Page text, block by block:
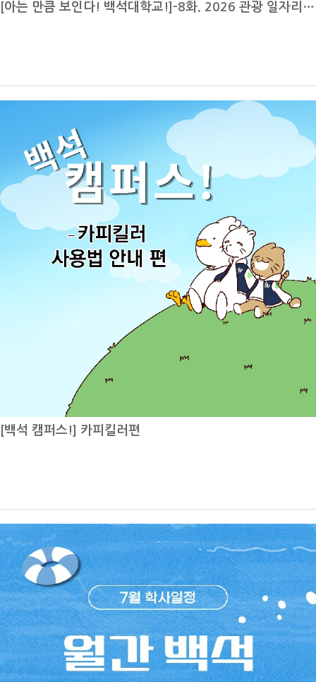
명시된 가상계좌는 등록금 수납을 위한 가상계좌로 1회에 한하여 입금이
간입니다. 조기졸업 신청 자격은 6학기 말까지 매 학기 성적 평점 평균이
4.2 이상인 자, 직전 학기에 15학점 이상 수강 신청하고 미취득 과목이
없는 자, TOEIC 750점 이상(단, 영어학 전공자는 800점 이상)의 점수
취득자, 학칙에 의하여 징계 처분을 받지 아니한 자입니다. 제출 서류는
조기졸업 신청원 1부(붙임서류)담임교수 ․ 주임교수 추천서 1부, TOEIC
750점 이상 성적표 (단, 영어학 전공자는 800점 이상) 1부입니다. 조기
졸업을 희망하는 학우는 자격을 꼼꼼히 체크한 후 제출 서류를 갖추어 공
지된 방법에 맞추어 조기졸업 신청을 하기 바랍니다. 8월 25일~9월 7일
2학기 수강 신청 정정 기간마지막으로 8월 25일부터 9월 7일은 2학기
수강 신청 정정 기간입니다. 8월 25일 9시 30분부터 8월 26일 수요일 2
4시까지 목요일은 하루 쉬어간 후 8월 28일 금요일 16시부터 9월 7일
월요일 17시까지 수강 신청 정정이 가능합니다. 개강 후 수강 정정은 졸
업학점 부족 등 부득이한 경우만 실시하며 수강 정정으로 인한 수업 결석
은 출석 인정 불가하니 유의 바랍니다. 각 일정별 세부 사항은 학교 공지
사항을 함께 확인해 주시기 바랍니다.백녹담의 다양한 활동카카오톡 ㅣ
백석대학교 입학관리처 (평일 9시~18시 실시간 답변)유튜브 ㅣ 백석대
다. 또한 광복절을 맞아 우리가 누리는 자유와 나라의 소중함을 되새기
며, 의미 있는 하루를 보내는 것도 좋겠습니다. 남은 방학 동안 충분한 휴
식과 함께 새 학기를 위한 준비도 차근차근 이어가시길 바라며, 여러분
모두 건강하고 알찬 8월을 보내시기를 백녹담이 응원하겠습니다!
는 것이 가장 큰 목표입니다. 외항사보다는 국내 항공사를 희망하고 있으
그램을 이수하면 방학 동안 필리핀에서 어학연수를 할 수 있고, 해외 취
업과도 연계될 수 있어 진로 준비에 큰 도움이 될 것이라고 생각합니다.
항공서비스전공을 추천하신다면, 그 이유는 무엇인가요?백녹담: 항공서
비스전공을 추천하신다면, 그 이유는 무엇인가요?재학생: 저는 항공서비
스전공을 추천하는 편입니다. 물론 승객의 안전을 책임져야 하는 만큼 책
임감이 필요하고, 서비스직이다 보니 체력적 정신적으로 힘든 부분도 있
습니다.하지만 서비스 역량뿐만 아니라 외국어 능력, 의사소통 능력, 상
황 대처 능력 등 다양한 실무 역량을 함께 키울 수 있다는 점이 큰 장점이
라고 생각합니다. 또한 여러 나라를 방문하며 다양한 문화와 언어를 직접
경험할 수 있다는 점도 매우 매력적입니다. 힘든 만큼 얻을 수 있는 경험
과 성장도 크기 때문에, 새로운 도전을 좋아하는 분들에게 추천하고 싶은
전공입니다.전공 수업 중 가장 기억에 남는 수업은 무엇인가요?백녹담:
전공 수업 중 가장 기억에 남는 수업은 무엇인가요?재학생: 2학년 때 수
강했던 기내 식음료 실무실습 수업이 가장 기억에 남습니다.조별로 기내
서비스 시나리오를 직접 작성하고, 항공기 모형 실습실에서 카트를 세팅
한 뒤 승객과 승무원 역할을 나누어 실제 기내 서비스처럼 실습을 진행했
담: 항공서비스전공 학생들이 가장 많이 하는 고민은 무엇인가요?재학
생: 현재 3학년이다 보니 저 역시 취업 준비에 대한 고민이 가장 큽니다.
저뿐만 아니라 주변 학우들도 비슷한 고민을 많이 하는 것 같습니다. 토
익 점수를 먼저 준비하는 것이 좋을지, 실무 경험을 쌓기 위해 아르바이
트를 하는 것이 좋을지, 자격증을 취득하거나 해외 취업 프로그램에 참여
하는 것이 도움이 될지 등 어떤 경험을 우선적으로 준비해야 취업 경쟁력
을 높일 수 있을지 많이 고민하게 됩니다.항공서비스 분야는 준비해야 할
[아는 만큼 보인다! 백석대학교!]-8화. 2026 관광 일자리페스타(JOD LIVE)
[백석 캠퍼스!] 카피킬러편